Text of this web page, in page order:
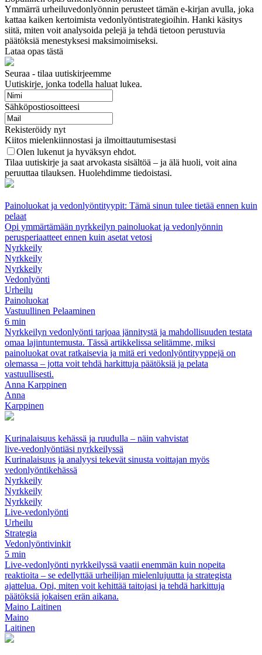
Ymmärrä urheiluvedonlyönnin perusteet tämän e-kirjan avulla, joka
kattaa kaiken kertoimista vedonlyöntistrategioihin. Hanki käsitys
siitä, miten voit analysoida pelejä ja tehdä tietoon perustuvia
päätöksiä menestyksesi maksimoimiseksi.
Lataa opas tästä
Seuraa - tilaa uutiskirjeemme
Uutiskirje, jonka todella haluat lukea.
Sähköpostiosoitteesi
Rekisteröidy nyt
Kiitos mielenkiinnostasi ja ilmoittautumisestasi
Olen lukenut ja hyväksyn ehdot.
Tilaa uutiskirje ja saat arvokasta sisältöä – ja älä huoli, voit aina
peruuttaa tilauksen. Huolehdimme tiedoistasi.
Painoluokat ja vedonlyöntityypit: Tämä sinun tulee tietää ennen kuin
pelaat
Opi ymmärtämään nyrkkeilyn painoluokat ja vedonlyönnin
perusperiaatteet ennen kuin asetat vetosi
Nyrkkeily
Nyrkkeily
Nyrkkeily
Vedonlyönti
Urheilu
Painoluokat
Vastuullinen Pelaaminen
6 min
Nyrkkeilyn vedonlyönti tarjoaa jännitystä ja mahdollisuuden testata
omaa lajintuntemusta. Tässä artikkelissa selitämme, miksi
painoluokat ovat ratkaisevia ja mitä eri vedonlyöntityyppejä on
olemassa – jotta voit tehdä harkittuja päätöksiä ja pelata
vastuullisesti.
Anna Karppinen
Anna
Karppinen
Kurinalaisuus kehässä ja ruudulla – näin vahvistat
live‑vedonlyöntiäsi nyrkkeilyssä
Kurinalaisuus ja analyysi tekevät sinusta voittajan myös
vedonlyöntikehässä
Nyrkkeily
Nyrkkeily
Nyrkkeily
Live‑vedonlyönti
Urheilu
Strategia
Vedonlyöntivinkit
5 min
Live‑vedonlyönti nyrkkeilyssä vaatii enemmän kuin nopeita
reaktioita – se edellyttää urheilijan mielenlujuutta ja strategista
ajattelua. Opi, miten voit kehittää taitojasi ja tehdä harkittuja
päätöksiä jokaisen erän aikana.
Maino Laitinen
Maino
Laitinen